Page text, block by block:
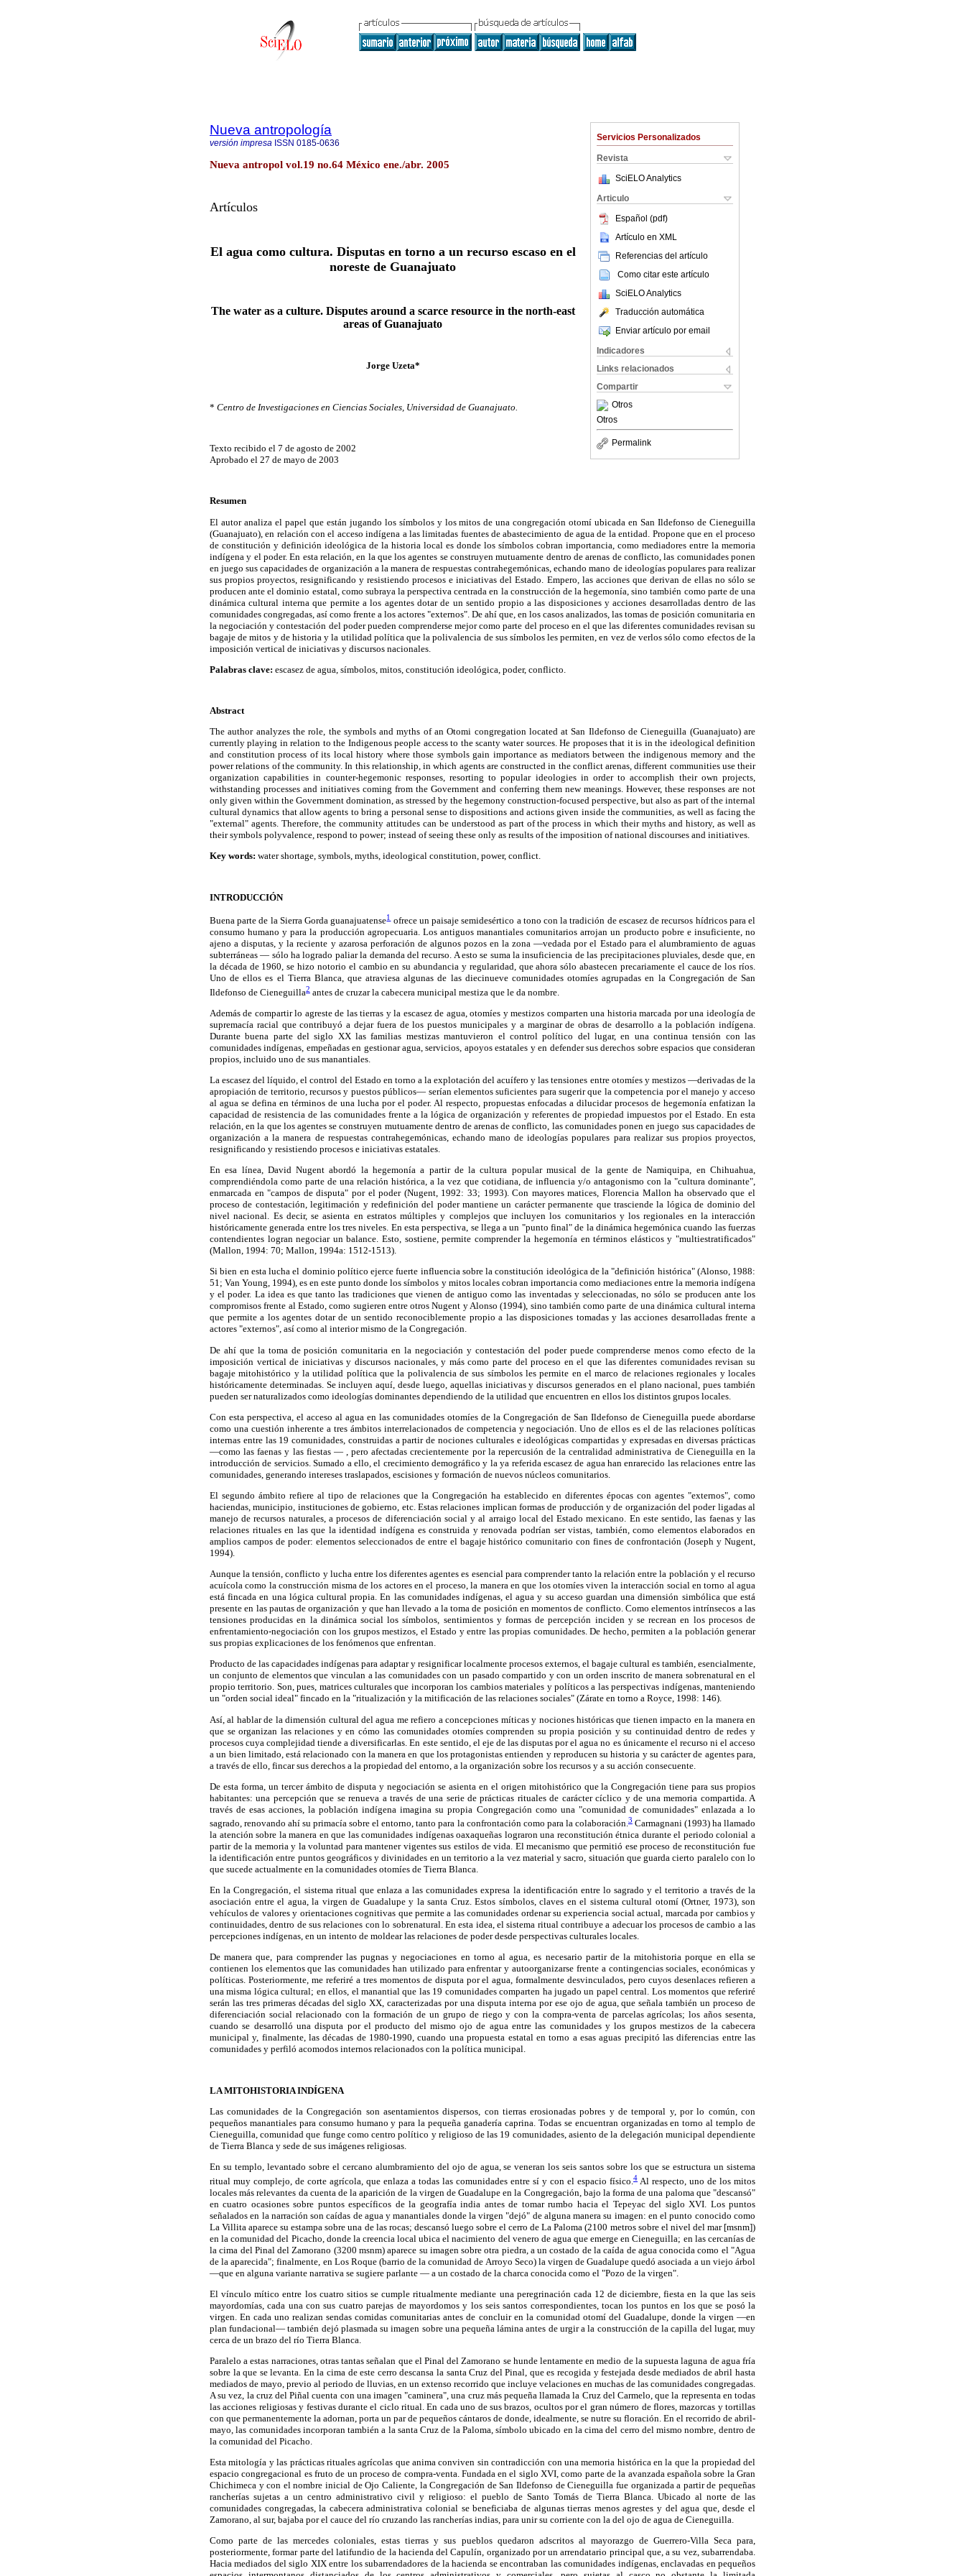
Servicios Personalizados
Revista
SciELO Analytics
Articulo
Español (pdf)
Artículo en XML
Referencias del artículo
Como citar este artículo
SciELO Analytics
Traducción automática
Enviar artículo por email
Indicadores
Links relacionados
Compartir
Otros
Otros
Permalink
Nueva antropología
versión impresa ISSN 0185-0636
Nueva antropol vol.19 no.64 México ene./abr. 2005
Artículos
El agua como cultura. Disputas en torno a un recurso escaso en el
noreste de Guanajuato
The water as a culture. Disputes around a scarce resource in the north-east
areas of Guanajuato
Jorge Uzeta*
* Centro de Investigaciones en Ciencias Sociales, Universidad de Guanajuato.
Texto recibido el 7 de agosto de 2002
Aprobado el 27 de mayo de 2003
Resumen
El autor analiza el papel que están jugando los símbolos y los mitos de una congregación otomí ubicada en San Ildefonso de Cieneguilla
(Guanajuato), en relación con el acceso indígena a las limitadas fuentes de abastecimiento de agua de la entidad. Propone que en el proceso
de constitución y definición ideológica de la historia local es donde los símbolos cobran importancia, como mediadores entre la memoria
indígena y el poder. En esta relación, en la que los agentes se construyen mutuamente dentro de arenas de conflicto, las comunidades ponen
en juego sus capacidades de organización a la manera de respuestas contrahegemónicas, echando mano de ideologías populares para realizar
sus propios proyectos, resignificando y resistiendo procesos e iniciativas del Estado. Empero, las acciones que derivan de ellas no sólo se
producen ante el dominio estatal, como subraya la perspectiva centrada en la construcción de la hegemonía, sino también como parte de una
dinámica cultural interna que permite a los agentes dotar de un sentido propio a las disposiciones y acciones desarrolladas dentro de las
comunidades congregadas, así como frente a los actores "externos". De ahí que, en los casos analizados, las tomas de posición comunitaria en
la negociación y contestación del poder pueden comprenderse mejor como parte del proceso en el que las diferentes comunidades revisan su
bagaje de mitos y de historia y la utilidad política que la polivalencia de sus símbolos les permiten, en vez de verlos sólo como efectos de la
imposición vertical de iniciativas y discursos nacionales.
Palabras clave: escasez de agua, símbolos, mitos, constitución ideológica, poder, conflicto.
Abstract
The author analyzes the role, the symbols and myths of an Otomi congregation located at San Ildefonso de Cieneguilla (Guanajuato) are
currently playing in relation to the Indigenous people access to the scanty water sources. He proposes that it is in the ideological definition
and constitution process of its local history where those symbols gain importance as mediators between the indigenous memory and the
power relations of the community. In this relationship, in which agents are constructed in the conflict arenas, different communities use their
organization capabilities in counter-hegemonic responses, resorting to popular ideologies in order to accomplish their own projects,
withstanding processes and initiatives coming from the Government and conferring them new meanings. However, these responses are not
only given within the Government domination, as stressed by the hegemony construction-focused perspective, but also as part of the internal
cultural dynamics that allow agents to bring a personal sense to dispositions and actions given inside the communities, as well as facing the
"external" agents. Therefore, the community attitudes can be understood as part of the process in which their myths and history, as well as
their symbols polyvalence, respond to power; instead of seeing these only as results of the imposition of national discourses and initiatives.
Key words: water shortage, symbols, myths, ideological constitution, power, conflict.
INTRODUCCIÓN
Buena parte de la Sierra Gorda guanajuatense1ofrece un paisaje semidesértico a tono con la tradición de escasez de recursos hídricos para el
consumo humano y para la producción agropecuaria. Los antiguos manantiales comunitarios arrojan un producto pobre e insuficiente, no
ajeno a disputas, y la reciente y azarosa perforación de algunos pozos en la zona —vedada por el Estado para el alumbramiento de aguas
subterráneas — sólo ha logrado paliar la demanda del recurso. A esto se suma la insuficiencia de las precipitaciones pluviales, desde que, en
la década de 1960, se hizo notorio el cambio en su abundancia y regularidad, que ahora sólo abastecen precariamente el cauce de los ríos.
Uno de ellos es el Tierra Blanca, que atraviesa algunas de las diecinueve comunidades otomíes agrupadas en la Congregación de San
Ildefonso de Cieneguilla2 antes de cruzar la cabecera municipal mestiza que le da nombre.
Además de compartir lo agreste de las tierras y la escasez de agua, otomíes y mestizos comparten una historia marcada por una ideología de
supremacía racial que contribuyó a dejar fuera de los puestos municipales y a marginar de obras de desarrollo a la población indígena.
Durante buena parte del siglo XX las familias mestizas mantuvieron el control político del lugar, en una continua tensión con las
comunidades indígenas, empeñadas en gestionar agua, servicios, apoyos estatales y en defender sus derechos sobre espacios que consideran
propios, incluido uno de sus manantiales.
La escasez del líquido, el control del Estado en torno a la explotación del acuífero y las tensiones entre otomíes y mestizos —derivadas de la
apropiación de territorio, recursos y puestos públicos— serían elementos suficientes para sugerir que la competencia por el manejo y acceso
al agua se defina en términos de una lucha por el poder. Al respecto, propuestas enfocadas a dilucidar procesos de hegemonía enfatizan la
capacidad de resistencia de las comunidades frente a la lógica de organización y referentes de propiedad impuestos por el Estado. En esta
relación, en la que los agentes se construyen mutuamente dentro de arenas de conflicto, las comunidades ponen en juego sus capacidades de
organización a la manera de respuestas contrahegemónicas, echando mano de ideologías populares para realizar sus propios proyectos,
resignificando y resistiendo procesos e iniciativas estatales.
En esa línea, David Nugent abordó la hegemonía a partir de la cultura popular musical de la gente de Namiquipa, en Chihuahua,
comprendiéndola como parte de una relación histórica, a la vez que cotidiana, de influencia y/o antagonismo con la "cultura dominante",
enmarcada en "campos de disputa" por el poder (Nugent, 1992: 33; 1993). Con mayores matices, Florencia Mallon ha observado que el
proceso de contestación, legitimación y redefinición del poder mantiene un carácter permanente que trasciende la lógica de dominio del
nivel nacional. Es decir, se asienta en estratos múltiples y complejos que incluyen los comunitarios y los regionales en la interacción
históricamente generada entre los tres niveles. En esta perspectiva, se llega a un "punto final" de la dinámica hegemónica cuando las fuerzas
contendientes logran negociar un balance. Esto, sostiene, permite comprender la hegemonía en términos elásticos y "multiestratificados"
(Mallon, 1994: 70; Mallon, 1994a: 1512-1513).
Si bien en esta lucha el dominio político ejerce fuerte influencia sobre la constitución ideológica de la "definición histórica" (Alonso, 1988:
51; Van Young, 1994), es en este punto donde los símbolos y mitos locales cobran importancia como mediaciones entre la memoria indígena
y el poder. La idea es que tanto las tradiciones que vienen de antiguo como las inventadas y seleccionadas, no sólo se producen ante los
compromisos frente al Estado, como sugieren entre otros Nugent y Alonso (1994), sino también como parte de una dinámica cultural interna
que permite a los agentes dotar de un sentido reconociblemente propio a las disposiciones tomadas y las acciones desarrolladas frente a
actores "externos", así como al interior mismo de la Congregación.
De ahí que la toma de posición comunitaria en la negociación y contestación del poder puede comprenderse menos como efecto de la
imposición vertical de iniciativas y discursos nacionales, y más como parte del proceso en el que las diferentes comunidades revisan su
bagaje mitohistórico y la utilidad política que la polivalencia de sus símbolos les permite en el marco de relaciones regionales y locales
históricamente determinadas. Se incluyen aquí, desde luego, aquellas iniciativas y discursos generados en el plano nacional, pues también
pueden ser naturalizados como ideologías dominantes dependiendo de la utilidad que encuentren en ellos los distintos grupos locales.
Con esta perspectiva, el acceso al agua en las comunidades otomíes de la Congregación de San Ildefonso de Cieneguilla puede abordarse
como una cuestión inherente a tres ámbitos interrelacionados de competencia y negociación. Uno de ellos es el de las relaciones políticas
internas entre las 19 comunidades, construidas a partir de nociones culturales e ideológicas compartidas y expresadas en diversas prácticas
—como las faenas y las fiestas — , pero afectadas crecientemente por la repercusión de la centralidad administrativa de Cieneguilla en la
introducción de servicios. Sumado a ello, el crecimiento demográfico y la ya referida escasez de agua han enrarecido las relaciones entre las
comunidades, generando intereses traslapados, escisiones y formación de nuevos núcleos comunitarios.
El segundo ámbito refiere al tipo de relaciones que la Congregación ha establecido en diferentes épocas con agentes "externos", como
haciendas, municipio, instituciones de gobierno, etc. Estas relaciones implican formas de producción y de organización del poder ligadas al
manejo de recursos naturales, a procesos de diferenciación social y al arraigo local del Estado mexicano. En este sentido, las faenas y las
relaciones rituales en las que la identidad indígena es construida y renovada podrían ser vistas, también, como elementos elaborados en
amplios campos de poder: elementos seleccionados de entre el bagaje histórico comunitario con fines de confrontación (Joseph y Nugent,
1994).
Aunque la tensión, conflicto y lucha entre los diferentes agentes es esencial para comprender tanto la relación entre la población y el recurso
acuícola como la construcción misma de los actores en el proceso, la manera en que los otomíes viven la interacción social en torno al agua
está fincada en una lógica cultural propia. En las comunidades indígenas, el agua y su acceso guardan una dimensión simbólica que está
presente en las pautas de organización y que han llevado a la toma de posición en momentos de conflicto. Como elementos intrínsecos a las
tensiones producidas en la dinámica social los símbolos, sentimientos y formas de percepción inciden y se recrean en los procesos de
enfrentamiento-negociación con los grupos mestizos, el Estado y entre las propias comunidades. De hecho, permiten a la población generar
sus propias explicaciones de los fenómenos que enfrentan.
Producto de las capacidades indígenas para adaptar y resignificar localmente procesos externos, el bagaje cultural es también, esencialmente,
un conjunto de elementos que vinculan a las comunidades con un pasado compartido y con un orden inscrito de manera sobrenatural en el
propio territorio. Son, pues, matrices culturales que incorporan los cambios materiales y políticos a las perspectivas indígenas, manteniendo
un "orden social ideal" fincado en la "ritualización y la mitificación de las relaciones sociales" (Zárate en torno a Royce, 1998: 146).
Así, al hablar de la dimensión cultural del agua me refiero a concepciones míticas y nociones históricas que tienen impacto en la manera en
que se organizan las relaciones y en cómo las comunidades otomíes comprenden su propia posición y su continuidad dentro de redes y
procesos cuya complejidad tiende a diversificarlas. En este sentido, el eje de las disputas por el agua no es únicamente el recurso ni el acceso
a un bien limitado, está relacionado con la manera en que los protagonistas entienden y reproducen su historia y su carácter de agentes para,
a través de ello, fincar sus derechos a la propiedad del entorno, a la organización sobre los recursos y a su acción consecuente.
De esta forma, un tercer ámbito de disputa y negociación se asienta en el origen mitohistórico que la Congregación tiene para sus propios
habitantes: una percepción que se renueva a través de una serie de prácticas rituales de carácter cíclico y de una memoria compartida. A
través de esas acciones, la población indígena imagina su propia Congregación como una "comunidad de comunidades" enlazada a lo
sagrado, renovando ahí su primacía sobre el entorno, tanto para la confrontación como para la colaboración.3Carmagnani (1993) ha llamado
la atención sobre la manera en que las comunidades indígenas oaxaqueñas lograron una reconstitución étnica durante el periodo colonial a
partir de la memoria y la voluntad para mantener vigentes sus estilos de vida. El mecanismo que permitió ese proceso de reconstitución fue
la identificación entre puntos geográficos y divinidades en un territorio a la vez material y sacro, situación que guarda cierto paralelo con lo
que sucede actualmente en la comunidades otomíes de Tierra Blanca.
En la Congregación, el sistema ritual que enlaza a las comunidades expresa la identificación entre lo sagrado y el territorio a través de la
asociación entre el agua, la virgen de Guadalupe y la santa Cruz. Estos símbolos, claves en el sistema cultural otomí (Ortner, 1973), son
vehículos de valores y orientaciones cognitivas que permite a las comunidades ordenar su experiencia social actual, marcada por cambios y
continuidades, dentro de sus relaciones con lo sobrenatural. En esta idea, el sistema ritual contribuye a adecuar los procesos de cambio a las
percepciones indígenas, en un intento de moldear las relaciones de poder desde perspectivas culturales locales.
De manera que, para comprender las pugnas y negociaciones en torno al agua, es necesario partir de la mitohistoria porque en ella se
contienen los elementos que las comunidades han utilizado para enfrentar y autoorganizarse frente a contingencias sociales, económicas y
políticas. Posteriormente, me referiré a tres momentos de disputa por el agua, formalmente desvinculados, pero cuyos desenlaces refieren a
una misma lógica cultural; en ellos, el manantial que las 19 comunidades comparten ha jugado un papel central. Los momentos que referiré
serán las tres primeras décadas del siglo XX, caracterizadas por una disputa interna por ese ojo de agua, que señala también un proceso de
diferenciación social relacionado con la formación de un grupo de riego y con la compra-venta de parcelas agrícolas; los años sesenta,
cuando se desarrolló una disputa por el producto del mismo ojo de agua entre las comunidades y los grupos mestizos de la cabecera
municipal y, finalmente, las décadas de 1980-1990, cuando una propuesta estatal en torno a esas aguas precipitó las diferencias entre las
comunidades y perfiló acomodos internos relacionados con la política municipal.
LA MITOHISTORIA INDÍGENA
Las comunidades de la Congregación son asentamientos dispersos, con tierras erosionadas pobres y de temporal y, por lo común, con
pequeños manantiales para consumo humano y para la pequeña ganadería caprina. Todas se encuentran organizadas en torno al templo de
Cieneguilla, comunidad que funge como centro político y religioso de las 19 comunidades, asiento de la delegación municipal dependiente
de Tierra Blanca y sede de sus imágenes religiosas.
En su templo, levantado sobre el cercano alumbramiento del ojo de agua, se veneran los seis santos sobre los que se estructura un sistema
ritual muy complejo, de corte agrícola, que enlaza a todas las comunidades entre sí y con el espacio físico. 4 Al respecto, uno de los mitos
locales más relevantes da cuenta de la aparición de la virgen de Guadalupe en la Congregación, bajo la forma de una paloma que "descansó"
en cuatro ocasiones sobre puntos específicos de la geografía india antes de tomar rumbo hacia el Tepeyac del siglo XVI. Los puntos
señalados en la narración son caídas de agua y manantiales donde la virgen "dejó" de alguna manera su imagen: en el punto conocido como
La Villita aparece su estampa sobre una de las rocas; descansó luego sobre el cerro de La Paloma (2100 metros sobre el nivel del mar [msnm])
en la comunidad del Picacho, donde la creencia local ubica el nacimiento del venero de agua que emerge en Cieneguilla; en las cercanías de
la cima del Pinal del Zamorano (3200 msnm) aparece su imagen sobre otra piedra, a un costado de la caída de agua conocida como el "Agua
de la aparecida"; finalmente, en Los Roque (barrio de la comunidad de Arroyo Seco) la virgen de Guadalupe quedó asociada a un viejo árbol
—que en alguna variante narrativa se sugiere parlante — a un costado de la charca conocida como el "Pozo de la virgen".
El vínculo mítico entre los cuatro sitios se cumple ritualmente mediante una peregrinación cada 12 de diciembre, fiesta en la que las seis
mayordomías, cada una con sus cuatro parejas de mayordomos y los seis santos correspondientes, tocan los puntos en los que se posó la
virgen. En cada uno realizan sendas comidas comunitarias antes de concluir en la comunidad otomí del Guadalupe, donde la virgen —en
plan fundacional— también dejó plasmada su imagen sobre una pequeña lámina antes de urgir a la construcción de la capilla del lugar, muy
cerca de un brazo del río Tierra Blanca.
Paralelo a estas narraciones, otras tantas señalan que el Pinal del Zamorano se hunde lentamente en medio de la supuesta laguna de agua fría
sobre la que se levanta. En la cima de este cerro descansa la santa Cruz del Pinal, que es recogida y festejada desde mediados de abril hasta
mediados de mayo, previo al periodo de lluvias, en un extenso recorrido que incluye velaciones en muchas de las comunidades congregadas.
A su vez, la cruz del Piñal cuenta con una imagen "caminera", una cruz más pequeña llamada la Cruz del Carmelo, que la representa en todas
las acciones religiosas y festivas durante el ciclo ritual. En cada uno de sus brazos, ocultos por el gran número de flores, mazorcas y tortillas
con que permanentemente la adornan, porta un par de pequeños cántaros de donde, idealmente, se nutre su floración. En el recorrido de abril-
mayo, las comunidades incorporan también a la santa Cruz de la Paloma, símbolo ubicado en la cima del cerro del mismo nombre, dentro de
la comunidad del Picacho.
Esta mitología y las prácticas rituales agrícolas que anima conviven sin contradicción con una memoria histórica en la que la propiedad del
espacio congregacional es fruto de un proceso de compra-venta. Fundada en el siglo XVI, como parte de la avanzada española sobre la Gran
Chichimeca y con el nombre inicial de Ojo Caliente, la Congregación de San Ildefonso de Cieneguilla fue organizada a partir de pequeñas
rancherías sujetas a un centro administrativo civil y religioso: el pueblo de Santo Tomás de Tierra Blanca. Ubicado al norte de las
comunidades congregadas, la cabecera administrativa colonial se beneficiaba de algunas tierras menos agrestes y del agua que, desde el
Zamorano, al sur, bajaba por el cauce del río cruzando las rancherías indias, para unir su corriente con la del ojo de agua de Cieneguilla.
Como parte de las mercedes coloniales, estas tierras y sus pueblos quedaron adscritos al mayorazgo de Guerrero-Villa Seca para,
posteriormente, formar parte del latifundio de la hacienda del Capulín, organizado por un arrendatario principal que, a su vez, subarrendaba.
Hacia mediados del siglo XIX entre los subarrendadores de la hacienda se encontraban las comunidades indígenas, enclavadas en pequeños